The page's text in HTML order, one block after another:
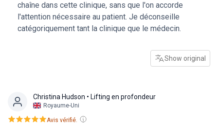
chaîne dans cette clinique, sans que l'on accorde
l'attention nécessaire au patient. Je déconseille
catégoriquement tant la clinique que le médecin.
Show original
Christina Hudson • Lifting en profondeur
Royaume-Uni
Avis vérifié.